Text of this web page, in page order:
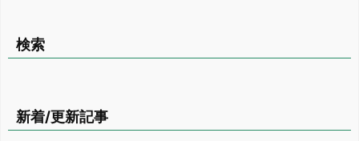
検索
新着/更新記事